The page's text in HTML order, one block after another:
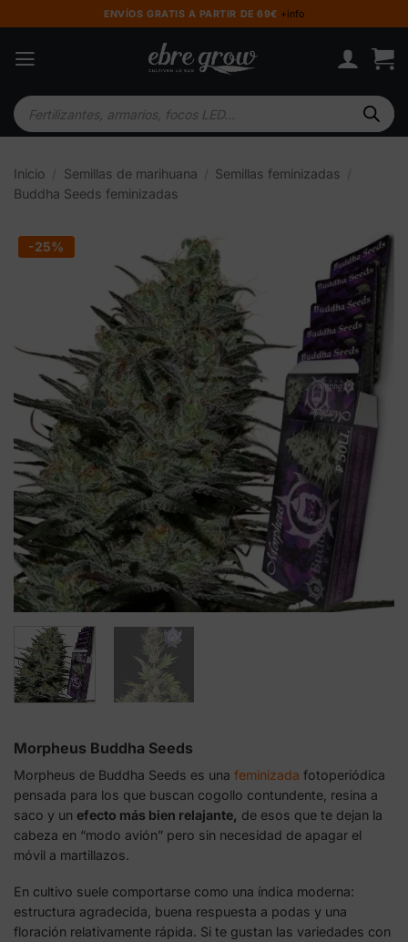
al
contenido
ENVÍOS GRATIS A PARTIR DE 69€ +info
Búsqueda
de
productos
Inicio Semillas de marihuana Semillas feminizadas
Buddha Seeds feminizadas
-25%
Morpheus Buddha Seeds
Morpheus de Buddha Seeds es una feminizada fotoperiódica
pensada para los que buscan cogollo contundente, resina a
saco y un efecto más bien relajante, de esos que te dejan la
cabeza en “modo avión” pero sin necesidad de apagar el
móvil a martillazos.
En cultivo suele comportarse como una índica moderna:
estructura agradecida, buena respuesta a podas y una
floración relativamente rápida. Si te gustan las variedades con